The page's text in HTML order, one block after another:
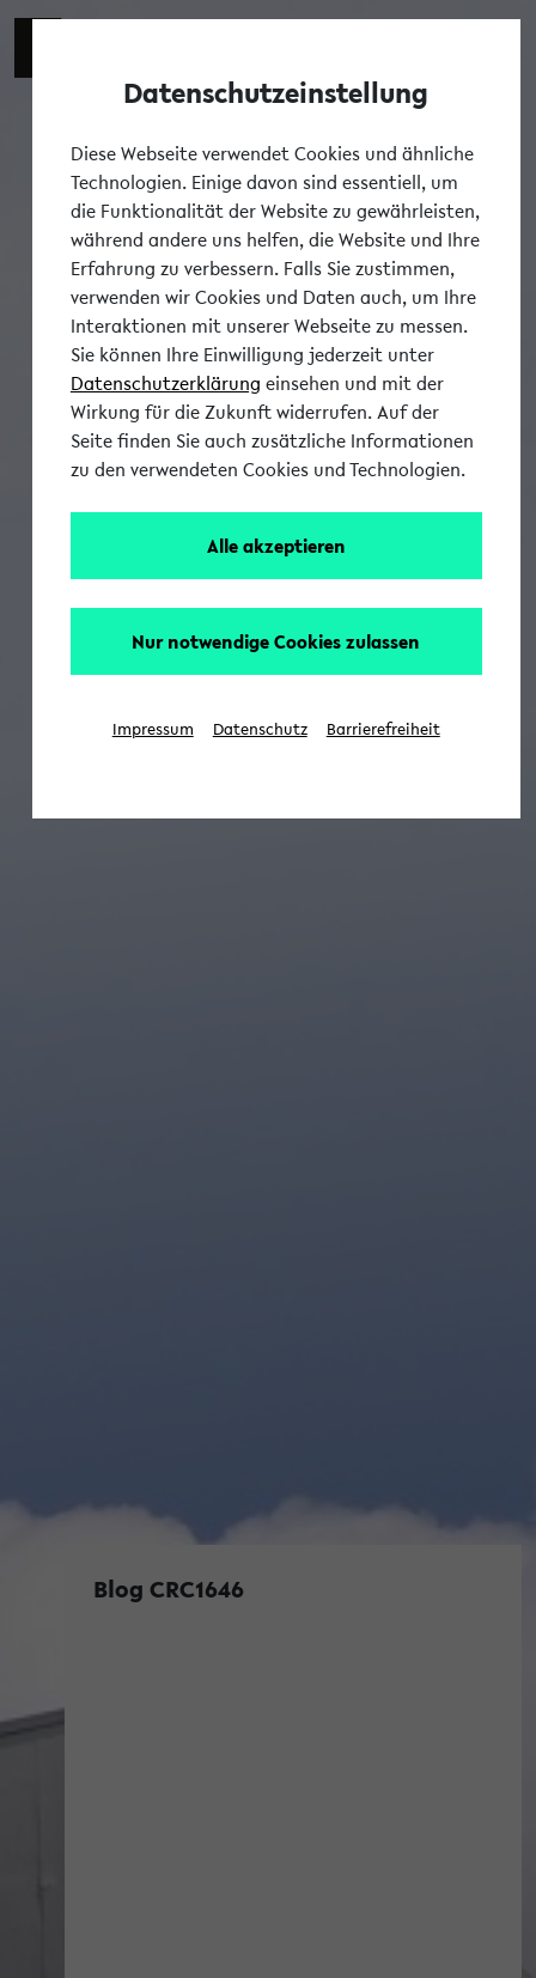
Blog CRC1646
Datenschutzeinstellung
Diese Webseite verwendet Cookies und ähnliche
Technologien. Einige davon sind essentiell, um
die Funktionalität der Website zu gewährleisten,
während andere uns helfen, die Website und Ihre
Erfahrung zu verbessern. Falls Sie zustimmen,
verwenden wir Cookies und Daten auch, um Ihre
Interaktionen mit unserer Webseite zu messen.
Sie können Ihre Einwilligung jederzeit unter
Datenschutzerklärung einsehen und mit der
Wirkung für die Zukunft widerrufen. Auf der
Seite finden Sie auch zusätzliche Informationen
zu den verwendeten Cookies und Technologien.
Alle akzeptieren
Nur notwendige Cookies zulassen
Impressum Datenschutz Barrierefreiheit